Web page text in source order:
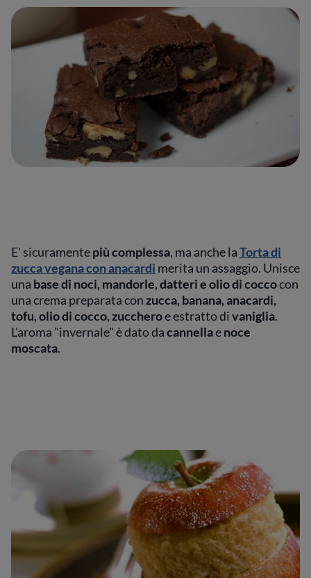
E' sicuramentepiù complessa, ma anche laTorta di
zucca vegana con anacardi merita un assaggio. Unisce
una base di noci, mandorle, datteri e olio di coccocon
una crema preparata con zucca, banana, anacardi,
tofu, olio di cocco, zuccheroe estratto divaniglia.
L'aroma "invernale" è dato dacannellaenoce
moscata.